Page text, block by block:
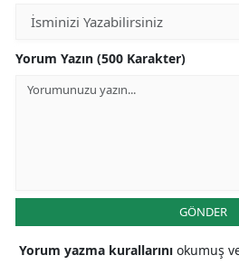
Yorum Yazın (500 Karakter)
GÖNDER
Yorum yazma kurallarını okumuş